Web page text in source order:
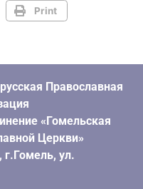
Print
Православная
«Гомельская
Церкви»
г.Гомель, ул.